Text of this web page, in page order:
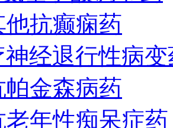
他抗癫痫药
神经退行性病
帕金森病药
老年性痴呆症药